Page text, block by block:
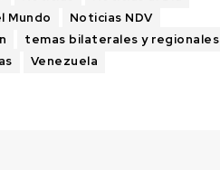
Mundo
Noticias NDV
temas bilaterales y regionales
Venezuela